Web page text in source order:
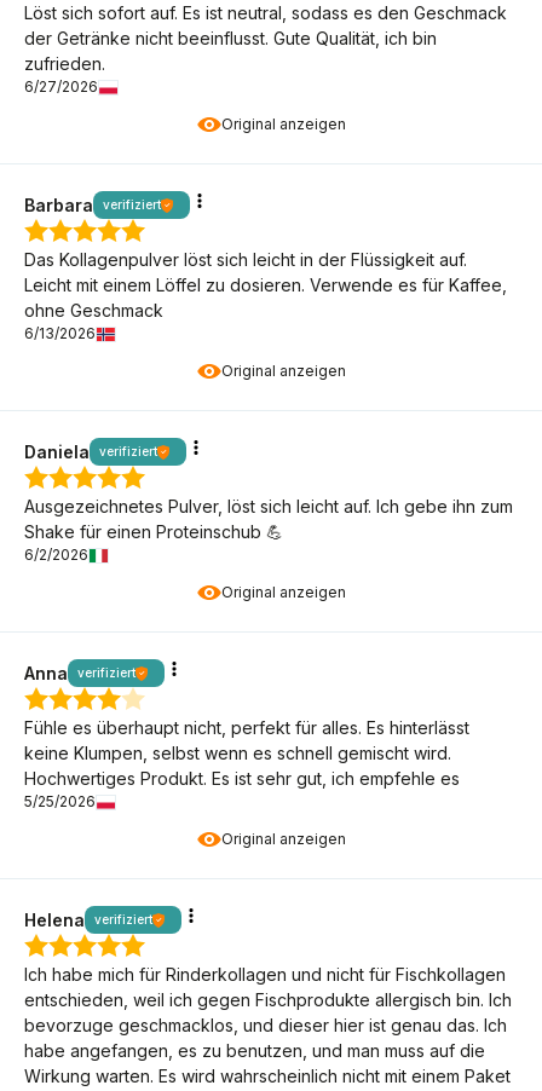
Original anzeigen
Löst sich sofort auf. Es ist neutral, sodass es den Geschmack
der Getränke nicht beeinflusst. Gute Qualität, ich bin
zufrieden.
6/27/2026
Original anzeigen
Barbara verifiziert
Das Kollagenpulver löst sich leicht in der Flüssigkeit auf.
Leicht mit einem Löffel zu dosieren. Verwende es für Kaffee,
ohne Geschmack
6/13/2026
Original anzeigen
Daniela verifiziert
Ausgezeichnetes Pulver, löst sich leicht auf. Ich gebe ihn zum
Shake für einen Proteinschub 💪
6/2/2026
Original anzeigen
Anna verifiziert
Fühle es überhaupt nicht, perfekt für alles. Es hinterlässt
keine Klumpen, selbst wenn es schnell gemischt wird.
Hochwertiges Produkt. Es ist sehr gut, ich empfehle es
5/25/2026
Helena verifiziert
Ich habe mich für Rinderkollagen und nicht für Fischkollagen
entschieden, weil ich gegen Fischprodukte allergisch bin. Ich
bevorzuge geschmacklos, und dieser hier ist genau das. Ich
habe angefangen, es zu benutzen, und man muss auf die
Wirkung warten. Es wird wahrscheinlich nicht mit einem Paket